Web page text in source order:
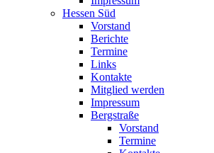
Hessen Süd
Vorstand
Berichte
Termine
Links
Kontakte
Mitglied werden
Impressum
Bergstraße
Vorstand
Termine